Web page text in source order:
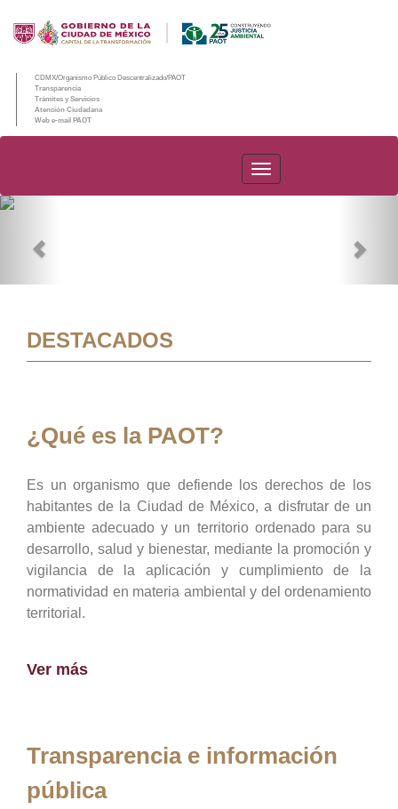
CDMX/Organismo Público Descentralizado/PAOT
Transparencia
Trámites y Servicios
Atención Ciudadana
Web e-mail PAOT
PAOT
DESTACADOS
¿Qué es la PAOT?
Es un organismo que defiende los derechos de los
habitantes de la Ciudad de México, a disfrutar de un
ambiente adecuado y un territorio ordenado para su
desarrollo, salud y bienestar, mediante la promoción y
vigilancia de la aplicación y cumplimiento de la
normatividad en materia ambiental y del ordenamiento
territorial.
Ver más
Transparencia e información
pública